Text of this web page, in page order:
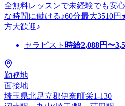
全無料レッスンで未経験でも安
な時間に働ける♪60分最大3510
方大歓迎♪
セラピスト 時給2,088円〜
勤務地
面接地
埼玉県北足立郡伊奈町栄1-130